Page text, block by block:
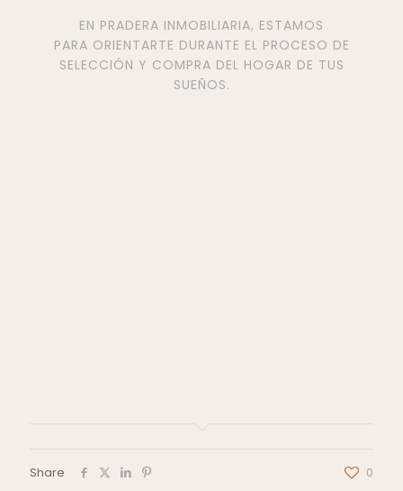
EN PRADERA INMOBILIARIA, ESTAMOS
PARA ORIENTARTE DURANTE EL PROCESO DE
SELECCIÓN Y COMPRA DEL HOGAR DE TUS
SUEÑOS.
Share 0